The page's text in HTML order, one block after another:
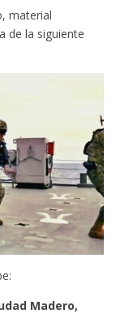
material
de la siguiente
Madero,